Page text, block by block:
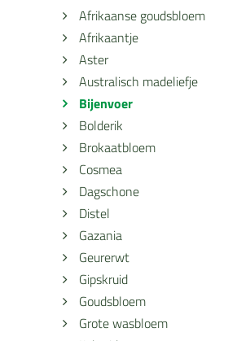
Afrikaanse goudsbloem
Afrikaantje
Aster
Australisch madeliefje
Bijenvoer
Bolderik
Brokaatbloem
Cosmea
Dagschone
Distel
Gazania
Geurerwt
Gipskruid
Goudsbloem
Grote wasbloem